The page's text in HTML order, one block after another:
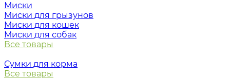
Миски
Миски для грызунов
Миски для кошек
Миски для собак
Все товары
Сумки для корма
Все товары